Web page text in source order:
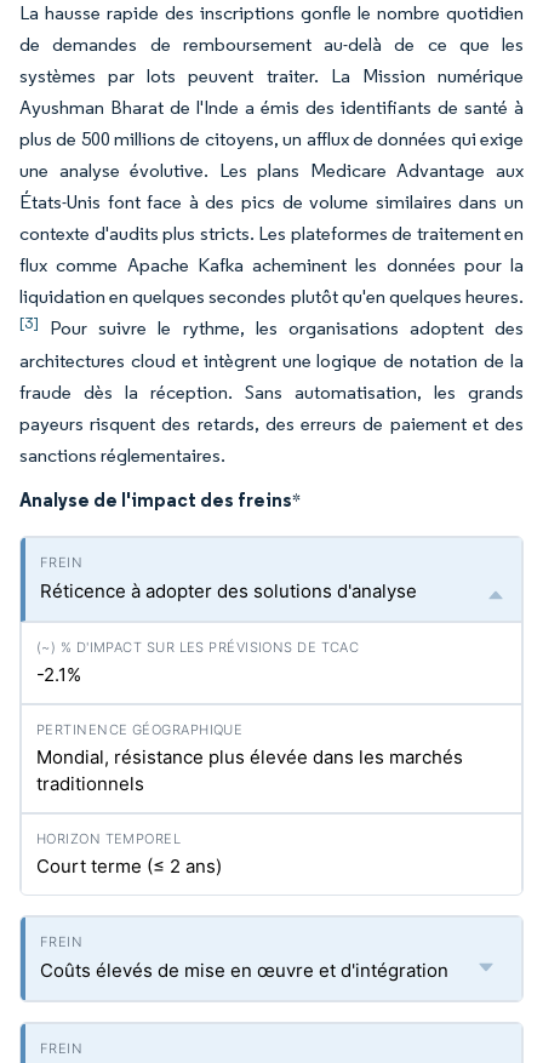
La hausse rapide des inscriptions gonfle le nombre quotidien
de demandes de remboursement au-delà de ce que les
systèmes par lots peuvent traiter. La Mission numérique
Ayushman Bharat de l'Inde a émis des identifiants de santé à
plus de 500 millions de citoyens, un afflux de données qui exige
une analyse évolutive. Les plans Medicare Advantage aux
États-Unis font face à des pics de volume similaires dans un
contexte d'audits plus stricts. Les plateformes de traitement en
flux comme Apache Kafka acheminent les données pour la
liquidation en quelques secondes plutôt qu'en quelques heures.
[3]
Pour suivre le rythme, les organisations adoptent des
architectures cloud et intègrent une logique de notation de la
fraude dès la réception. Sans automatisation, les grands
payeurs risquent des retards, des erreurs de paiement et des
sanctions réglementaires.
Analyse de l'impact des freins*
Réticence à adopter des solutions d'analyse
-2.1%
Mondial, résistance plus élevée dans les marchés
traditionnels
Court terme (≤ 2 ans)
Coûts élevés de mise en œuvre et d'intégration